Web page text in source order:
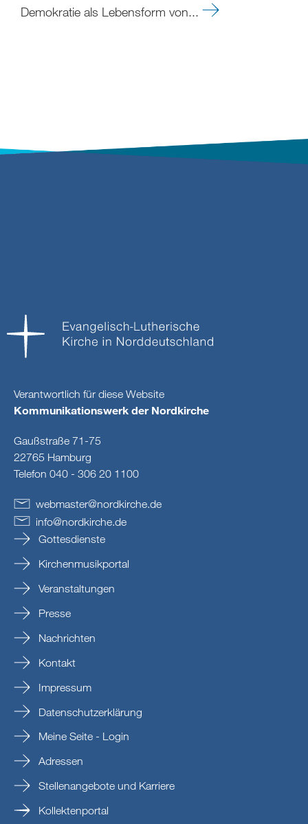
Demokratie als Lebensform von...
Verantwortlich für diese Website
Kommunikationswerk der Nordkirche
Gaußstraße 71-75
22765 Hamburg
Telefon 040 - 306 20 1100
webmaster@nordkirche.de
info@nordkirche de
Gottesdienste
Kirchenmusikportal
Veranstaltungen
Presse
Nachrichten
Kontakt
Impressum
Datenschutzerklärung
Meine Seite - Login
Adressen
Stellenangebote und Karriere
Kollektenportal